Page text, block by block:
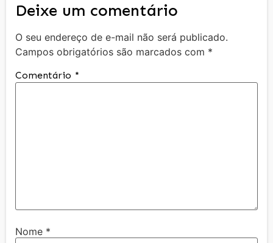
Deixe um comentário
O seu endereço de e-mail não será publicado.
Campos obrigatórios são marcados com *
Comentário *
Nome *